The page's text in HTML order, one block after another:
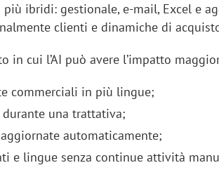
ibridi: gestionale, e-mail, Excel e
clienti e dinamiche di
in cui l’AI può avere l’impatto
commerciali in più lingue;
una trattativa;
automaticamente;
e lingue senza continue attività